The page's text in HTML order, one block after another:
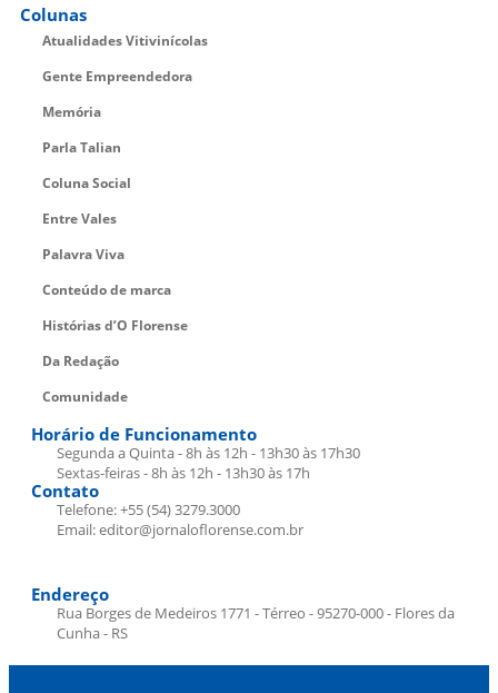
Colunas
Atualidades Vitivinícolas
Gente Empreendedora
Memória
Parla Talian
Coluna Social
Entre Vales
Palavra Viva
Conteúdo de marca
Histórias d’O Florense
Da Redação
Comunidade
Horário de Funcionamento
Segunda a Quinta - 8h às 12h - 13h30 às 17h30
Sextas-feiras - 8h às 12h - 13h30 às 17h
Contato
Telefone: +55 (54) 3279.3000
Email: editor@jornaloflorense.com.br
Endereço
Rua Borges de Medeiros 1771 - Térreo - 95270-000 - Flores da
Cunha - RS